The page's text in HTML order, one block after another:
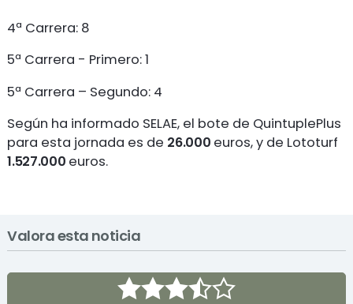
4ª Carrera: 8
5ª Carrera - Primero: 1
5ª Carrera – Segundo: 4
Según ha informado SELAE, el bote de QuintuplePlus
para esta jornada es de 26.000 euros, y de Lototurf
1.527.000 euros.
Valora esta noticia